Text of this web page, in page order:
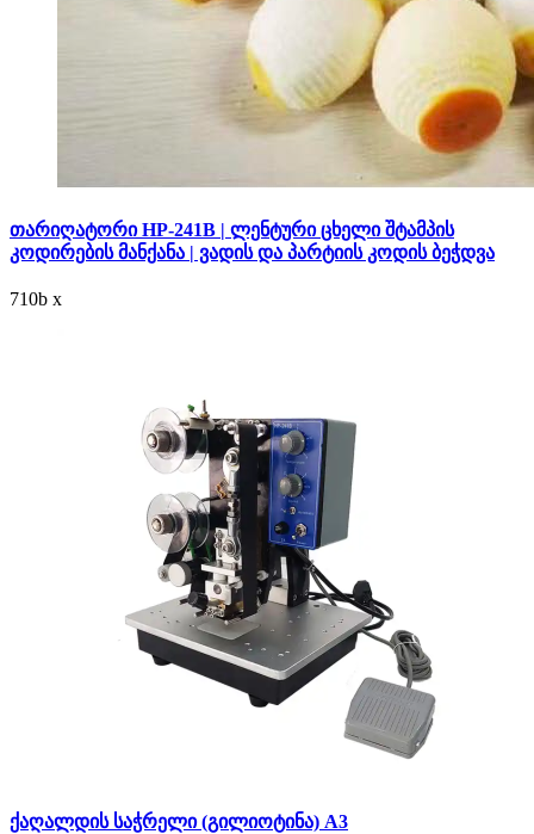
თარიღატორი HP-241B | ლენტური ცხელი შტამპის
კოდირების მანქანა | ვადის და პარტიის კოდის ბეჭდვა
710b x
ქაღალდის საჭრელი (გილიოტინა) A3